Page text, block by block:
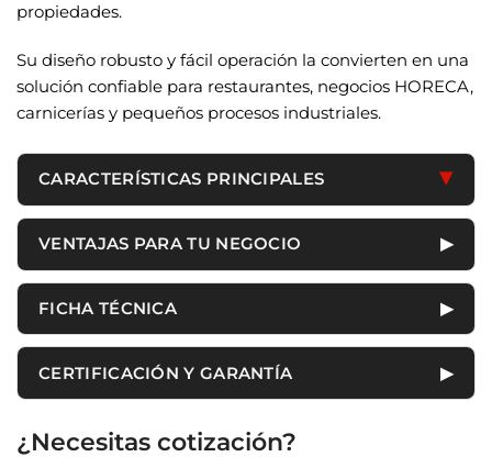
propiedades.
Su diseño robusto y fácil operación la convierten en una
solución confiable para restaurantes, negocios HORECA,
carnicerías y pequeños procesos industriales.
CARACTERÍSTICAS PRINCIPALES ▶
Selladora al vacío de cámara tipo sobremesa.
Longitud de sellado: 300 mm (30 cm).
Potencia total: 370 W.
Motor de vacío: 0.2 kW.
Potencia del calefactor: 0.3 kW.
Frecuencia: 60 Hz.
VENTAJAS PARA TU NEGOCIO ▶
Prolonga la vida útil de los alimentos al
reducir la oxidación.
productos envasados.
alimentos procesados.
FICHA TÉCNICA ▶
Producto Selladora al vacío de cámara
CERTIFICACIÓN Y GARANTÍA ▶
9001:2015en Comercialización, Instalación y
¿Necesitas cotización?